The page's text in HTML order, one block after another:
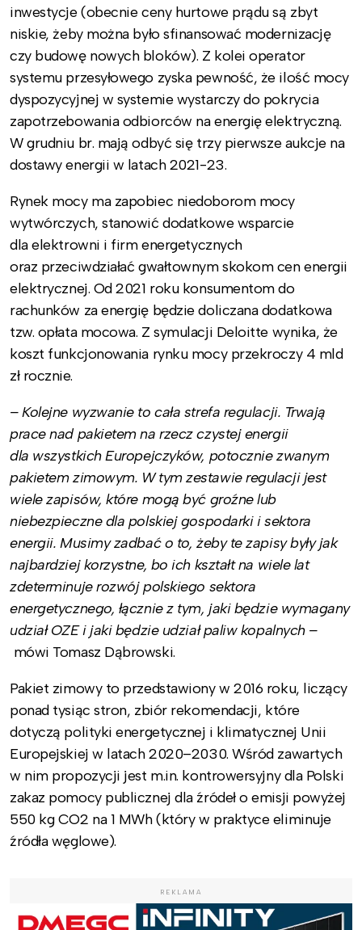
inwestycje (obecnie ceny hurtowe prądu są zbyt
niskie, żeby można było sfinansować modernizację
czy budowę nowych bloków). Z kolei operator
systemu przesyłowego zyska pewność, że ilość mocy
dyspozycyjnej w systemie wystarczy do pokrycia
zapotrzebowania odbiorców na energię elektryczną.
W grudniu br. mają odbyć się trzy pierwsze aukcje na
dostawy energii w latach 2021-23.
Rynek mocy ma zapobiec niedoborom mocy
wytwórczych, stanowić dodatkowe wsparcie
dla elektrowni i firm energetycznych
oraz przeciwdziałać gwałtownym skokom cen energii
elektrycznej. Od 2021 roku konsumentom do
rachunków za energię będzie doliczana dodatkowa
tzw. opłata mocowa. Z symulacji Deloitte wynika, że
koszt funkcjonowania rynku mocy przekroczy 4 mld
zł rocznie.
– Kolejne wyzwanie to cała strefa regulacji. Trwają
prace nad pakietem na rzecz czystej energii
dla wszystkich Europejczyków, potocznie zwanym
pakietem zimowym. W tym zestawie regulacji jest
wiele zapisów, które mogą być groźne lub
niebezpieczne dla polskiej gospodarki i sektora
energii. Musimy zadbać o to, żeby te zapisy były jak
najbardziej korzystne, bo ich kształt na wiele lat
zdeterminuje rozwój polskiego sektora
energetycznego, łącznie z tym, jaki będzie wymagany
udział OZE i jaki będzie udział paliw kopalnych –
mówi Tomasz Dąbrowski.
Pakiet zimowy to przedstawiony w 2016 roku, liczący
ponad tysiąc stron, zbiór rekomendacji, które
dotyczą polityki energetycznej i klimatycznej Unii
Europejskiej w latach 2020–2030. Wśród zawartych
w nim propozycji jest m.in. kontrowersyjny dla Polski
zakaz pomocy publicznej dla źródeł o emisji powyżej
550 kg CO2 na 1 MWh (który w praktyce eliminuje
źródła węglowe).
REKLAMA